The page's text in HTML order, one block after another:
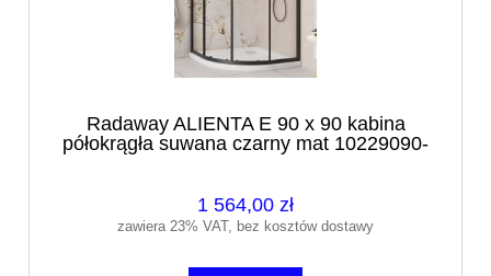
Radaway ALIENTA E 90 x 90 kabina
półokrągła suwana czarny mat 10229090-
1 564,00 zł
zawiera 23% VAT, bez kosztów dostawy